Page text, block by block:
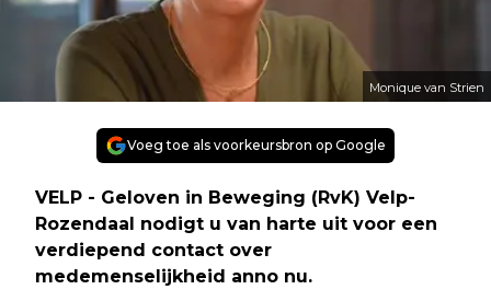
Monique van Strien
Voeg toe als voorkeursbron op Google
VELP - Geloven in Beweging (RvK) Velp-
Rozendaal nodigt u van harte uit voor een
verdiepend contact over
medemenselijkheid anno nu.